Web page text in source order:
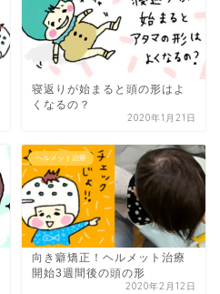
寝返りが始まると頭の形はよ
くなるの？
2020年1月21日
ヘルメット治療
向き癖矯正！ヘルメット治療
開始3週間後の頭の形
2020年2月12日